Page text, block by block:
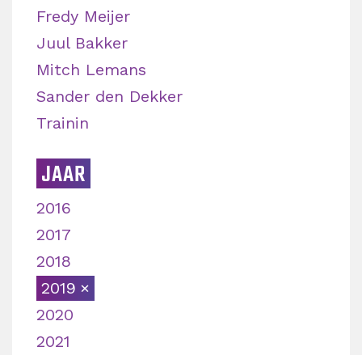
Fredy Meijer
Juul Bakker
Mitch Lemans
Sander den Dekker
Trainin
JAAR
2016
2017
2018
2019
2020
2021